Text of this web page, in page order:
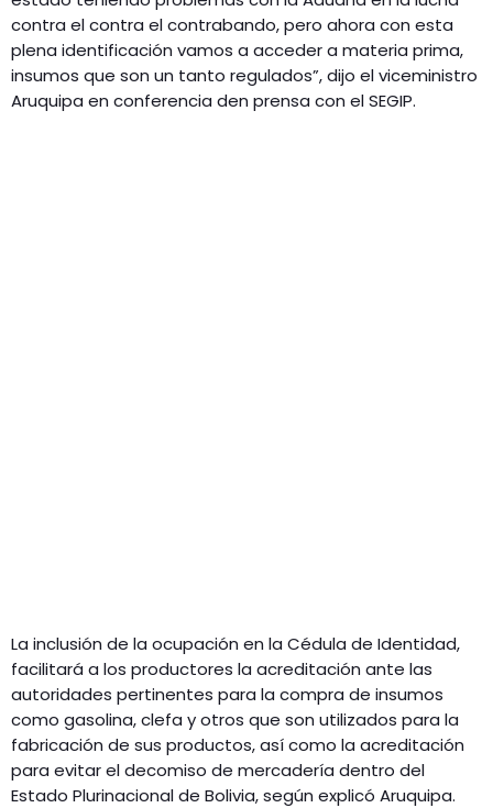
contra el contra el contrabando, pero ahora con esta
plena identificación vamos a acceder a materia prima,
insumos que son un tanto regulados”, dijo el viceministro
Aruquipa en conferencia den prensa con el SEGIP.
La inclusión de la ocupación en la Cédula de Identidad,
facilitará a los productores la acreditación ante las
autoridades pertinentes para la compra de insumos
como gasolina, clefa y otros que son utilizados para la
fabricación de sus productos, así como la acreditación
para evitar el decomiso de mercadería dentro del
Estado Plurinacional de Bolivia, según explicó Aruquipa.